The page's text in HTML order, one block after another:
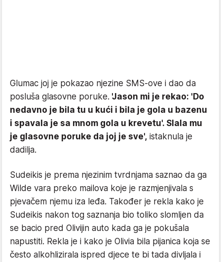
Glumac joj je pokazao njezine SMS-ove i dao da
posluša glasovne poruke. 'Jason mi je rekao: 'Do
nedavno je bila tu u kući i bila je gola u bazenu
i spavala je sa mnom gola u krevetu'. Slala mu
je glasovne poruke da joj je sve', istaknula je
dadilja.
Sudeikis je prema njezinim tvrdnjama saznao da ga
Wilde vara preko mailova koje je razmjenjivala s
pjevačem njemu iza leđa. Također je rekla kako je
Sudeikis nakon tog saznanja bio toliko slomljen da
se bacio pred Olivijin auto kada ga je pokušala
napustiti. Rekla je i kako je Olivia bila pijanica koja se
često alkohlizirala ispred djece te bi tada divljala i